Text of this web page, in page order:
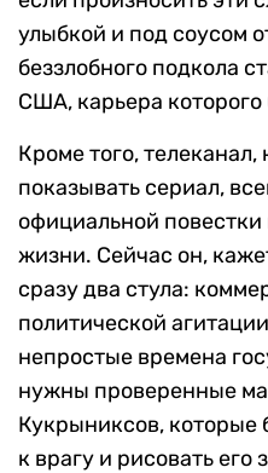
улыбкой и под соусом
беззлобного подкола
США, карьера которого
Кроме того,
показывать сериал,
официальной повестки
жизни. Сейчас он,
сразу два стула:
политической
непростые времена
нужны проверенные
Кукрыниксов, которые
к врагу и рисовать